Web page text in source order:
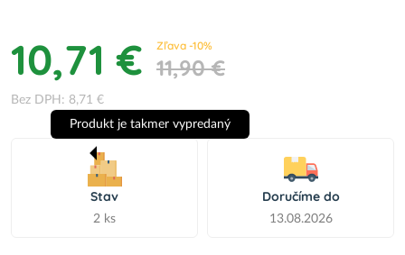
10,71 € Zľava -10%
11,90 €
Bez DPH: 8,71 €
Stav
2 ks
Produkt je takmer vypredaný
Doručíme do
13.08.2026